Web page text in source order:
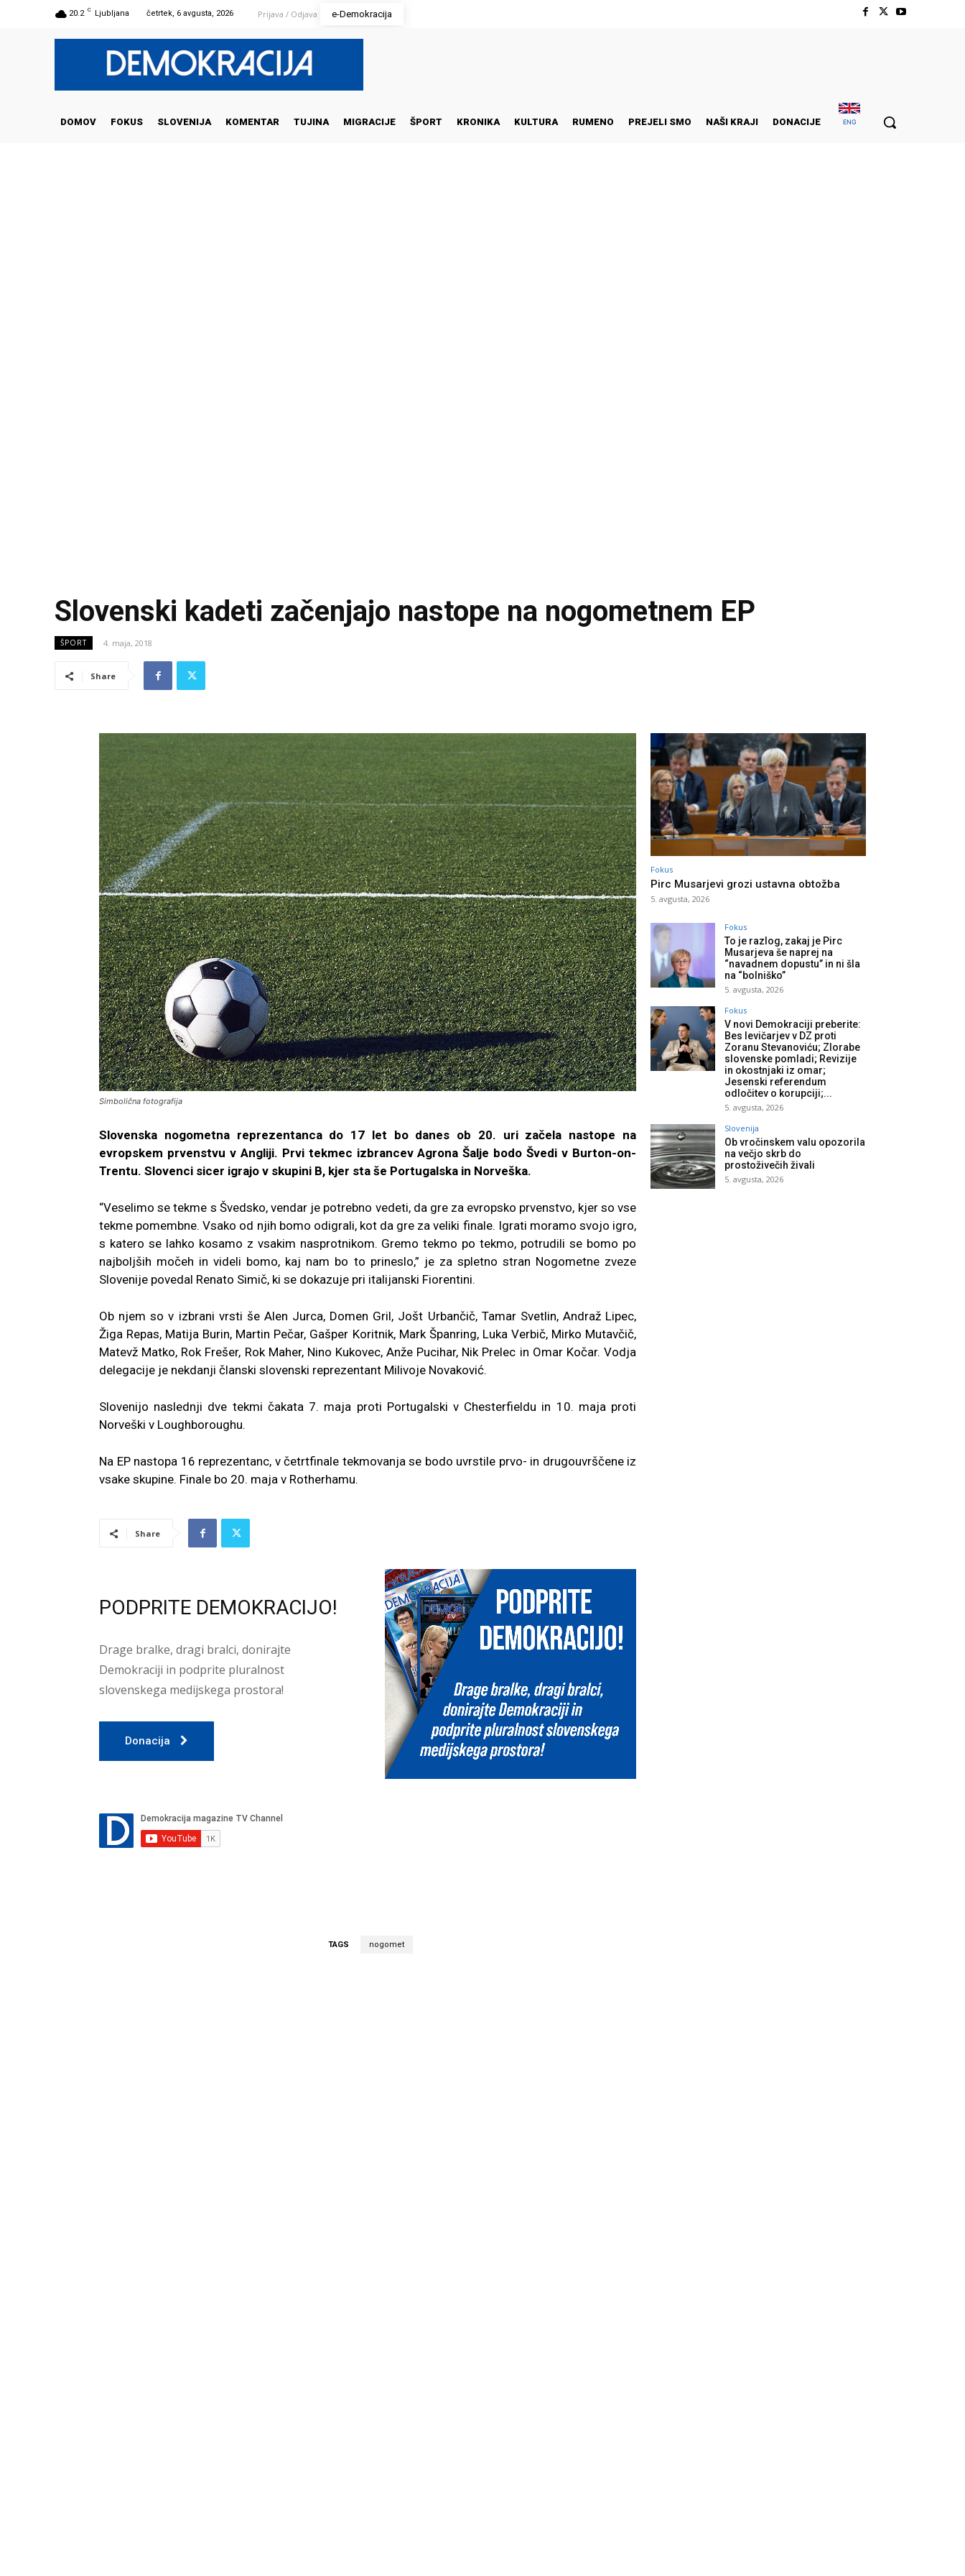
20.2 C Ljubljana četrtek, 6 avgusta, 2026 Prijava / Odjava e-Demokracija
DOMOV FOKUS SLOVENIJA KOMENTAR TUJINA MIGRACIJE ŠPORT KRONIKA KULTURA RUMENO PREJELI SMO NAŠI KRAJI DONACIJE ENG
Slovenski kadeti začenjajo nastope na nogometnem EP
ŠPORT 4. maja, 2018
Share
Simbolična fotografija
Slovenska nogometna reprezentanca do 17 let bo danes ob 20. uri začela nastope na
evropskem prvenstvu v Angliji. Prvi tekmec izbrancev Agrona Šalje bodo Švedi v Burton-on-
Trentu. Slovenci sicer igrajo v skupini B, kjer sta še Portugalska in Norveška.
“Veselimo se tekme s Švedsko, vendar je potrebno vedeti, da gre za evropsko prvenstvo, kjer so vse
tekme pomembne. Vsako od njih bomo odigrali, kot da gre za veliki finale. Igrati moramo svojo igro,
s katero se lahko kosamo z vsakim nasprotnikom. Gremo tekmo po tekmo, potrudili se bomo po
najboljših močeh in videli bomo, kaj nam bo to prineslo,” je za spletno stran Nogometne zveze
Slovenije povedal Renato Simič, ki se dokazuje pri italijanski Fiorentini.
Ob njem so v izbrani vrsti še Alen Jurca, Domen Gril, Jošt Urbančič, Tamar Svetlin, Andraž Lipec,
Žiga Repas, Matija Burin, Martin Pečar, Gašper Koritnik, Mark Španring, Luka Verbič, Mirko Mutavčič,
Matevž Matko, Rok Frešer, Rok Maher, Nino Kukovec, Anže Pucihar, Nik Prelec in Omar Kočar. Vodja
delegacije je nekdanji članski slovenski reprezentant Milivoje Novaković.
Slovenijo naslednji dve tekmi čakata 7. maja proti Portugalski v Chesterfieldu in 10. maja proti
Norveški v Loughboroughu.
Na EP nastopa 16 reprezentanc, v četrtfinale tekmovanja se bodo uvrstile prvo- in drugouvrščene iz
vsake skupine. Finale bo 20. maja v Rotherhamu.
Share
PODPRITE DEMOKRACIJO!
Drage bralke, dragi bralci, donirajte
Demokraciji in podprite pluralnost
slovenskega medijskega prostora!
Donacija
TAGS nogomet
Fokus
Pirc Musarjevi grozi ustavna obtožba
5. avgusta, 2026
Fokus
To je razlog, zakaj je Pirc
Musarjeva še naprej na
“navadnem dopustu” in ni šla
na “bolniško”
5. avgusta, 2026
Fokus
V novi Demokraciji preberite:
Bes levičarjev v DZ proti
Zoranu Stevanoviću; Zlorabe
slovenske pomladi; Revizije
in okostnjaki iz omar;
Jesenski referendum
odločitev o korupciji;...
5. avgusta, 2026
Slovenija
Ob vročinskem valu opozorila
na večjo skrb do
prostoživečih živali
5. avgusta, 2026